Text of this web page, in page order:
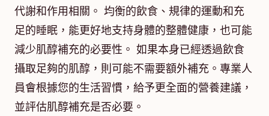
代謝和作用相關。 均衡的飲食、規律的運動和充
足的睡眠，能更好地支持身體的整體健康，也可能
減少肌醇補充的必要性。 如果本身已經透過飲食
攝取足夠的肌醇，則可能不需要額外補充。專業人
員會根據您的生活習慣，給予更全面的營養建議，
並評估肌醇補充是否必要。